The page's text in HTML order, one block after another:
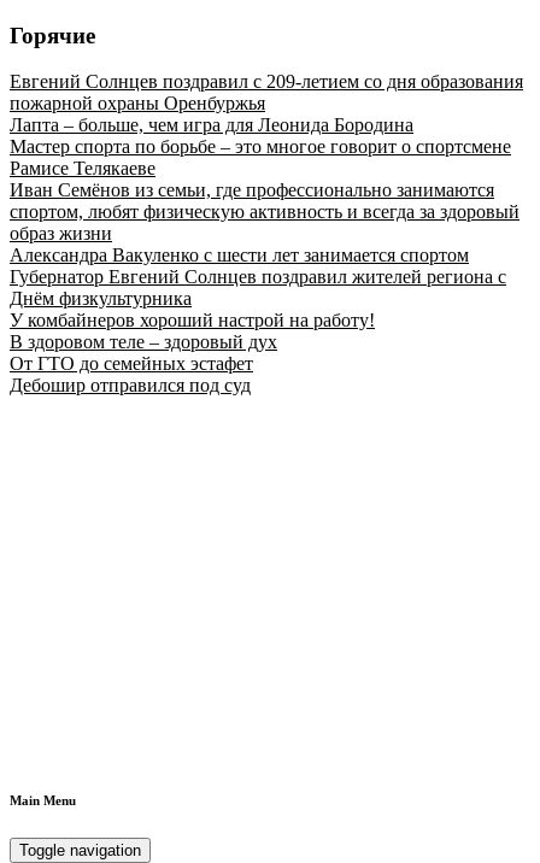
Горячие
Евгений Солнцев поздравил с 209-летием со дня образования
пожарной охраны Оренбуржья
Лапта – больше, чем игра для Леонида Бородина
Мастер спорта по борьбе – это многое говорит о спортсмене
Рамисе Телякаеве
Иван Семёнов из семьи, где профессионально занимаются
спортом, любят физическую активность и всегда за здоровый
образ жизни
Александра Вакуленко с шести лет занимается спортом
Губернатор Евгений Солнцев поздравил жителей региона с
Днём физкультурника
У комбайнеров хороший настрой на работу!
В здоровом теле – здоровый дух
От ГТО до семейных эстафет
Дебошир отправился под суд
Main Menu
Toggle navigation